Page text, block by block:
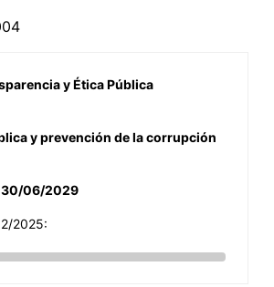
y Ética Pública
y prevención de la corrupción
06/2029
2025: